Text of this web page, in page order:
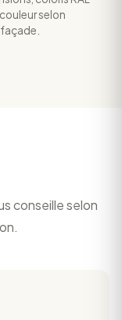
selon
conseille selon